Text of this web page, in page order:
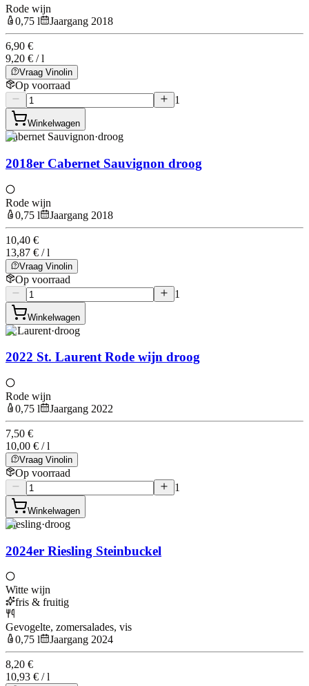
Rode wijn
0,75 l
Jaargang 2018
6,90 €
9,20 € / l
Vraag Vinolin
Op voorraad
1
Winkelwagen
Cabernet Sauvignon·droog
2018er Cabernet Sauvignon droog
Rode wijn
0,75 l
Jaargang 2018
10,40 €
13,87 € / l
Vraag Vinolin
Op voorraad
1
Winkelwagen
St Laurent·droog
2022 St. Laurent Rode wijn droog
Rode wijn
0,75 l
Jaargang 2022
7,50 €
10,00 € / l
Vraag Vinolin
Op voorraad
1
Winkelwagen
Riesling·droog
2024er Riesling Steinbuckel
Witte wijn
fris & fruitig
Gevogelte, zomersalades, vis
0,75 l
Jaargang 2024
8,20 €
10,93 € / l